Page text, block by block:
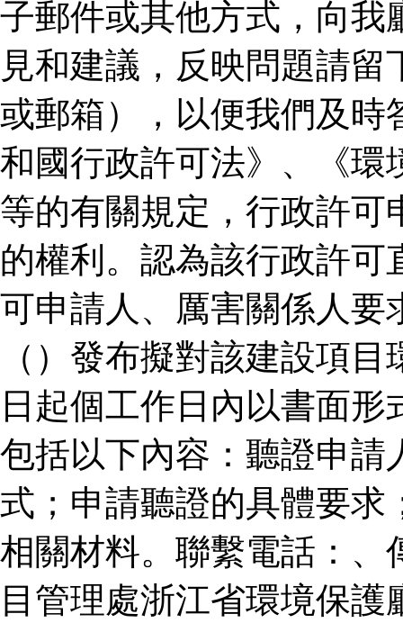
子郵件或其他方式，向我
見和建議，反映問題請
或郵箱），以便我們及時
和國行政許可法》、《環
等的有關規定，行政許可
的權利。認為該行政許
可申請人、厲害關係人要
（）發布擬對該建設項
日起個工作日內以書面
包括以下內容：聽證申請
式；申請聽證的具體要求
相關材料。聯繫電話：、
目管理處浙江省環境保護